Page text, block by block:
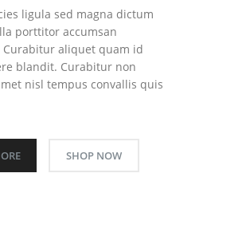
ligula sed magna dictum
porttitor accumsan
aliquet quam id
blandit. Curabitur non
nisl tempus convallis quis
SHOP NOW